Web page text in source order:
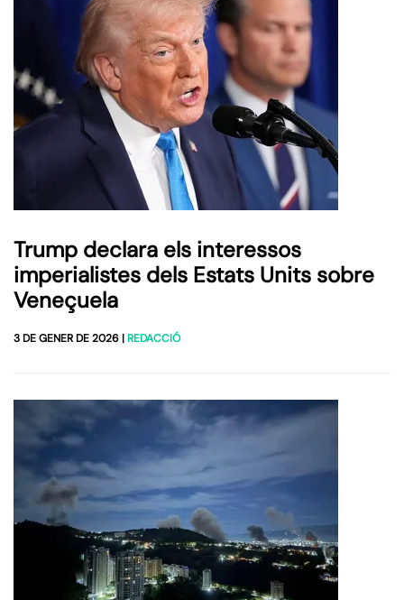
Trump declara els interessos
imperialistes dels Estats Units sobre
Veneçuela
3 DE GENER DE 2026 |REDACCIÓ